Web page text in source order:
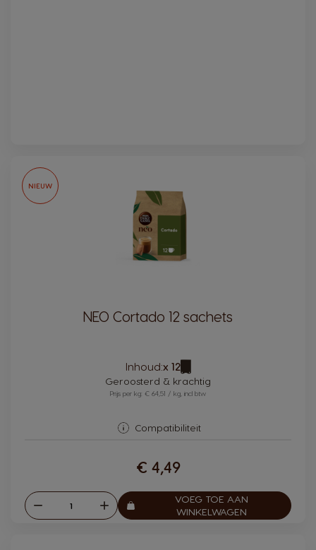
NIEUW
NEO Cortado 12 sachets
Inhoud:x 12
capsule
Geroosterd & krachtig
Prijs per kg: € 64,51 / kg, incl btw
Compatibiliteit
€ 4,49
Verlagen Verhogen
VOEG TOE AAN
WINKELWAGEN